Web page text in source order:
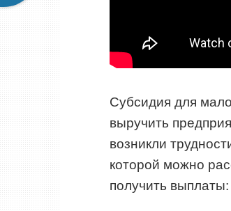
Субсидия для
выручить
возникли
которой можно
получить выплаты: